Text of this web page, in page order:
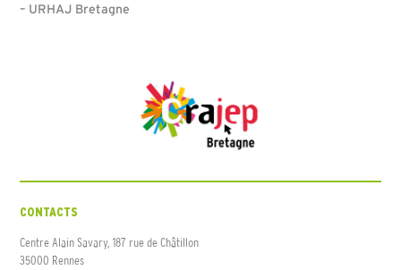
– URHAJ Bretagne
CONTACTS
Centre Alain Savary, 187 rue de Châtillon
35000 Rennes